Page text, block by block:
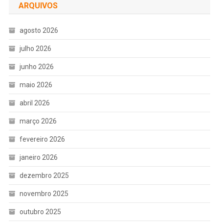
ARQUIVOS
agosto 2026
julho 2026
junho 2026
maio 2026
abril 2026
março 2026
fevereiro 2026
janeiro 2026
dezembro 2025
novembro 2025
outubro 2025